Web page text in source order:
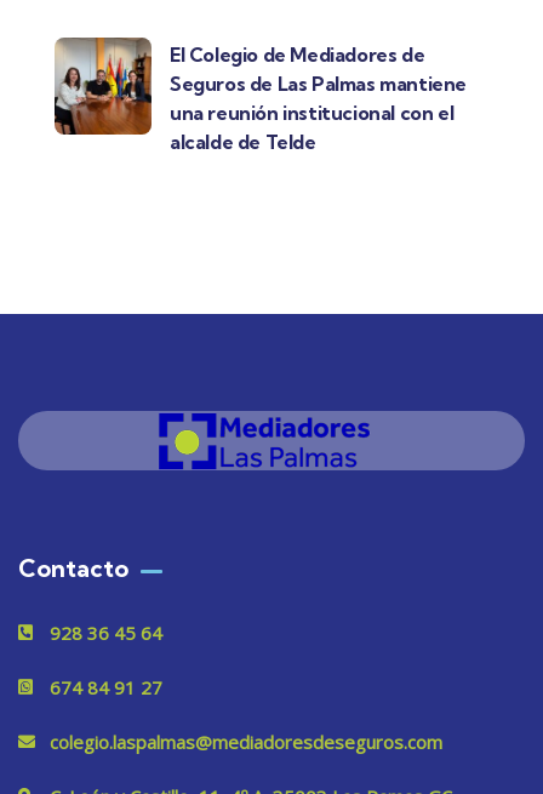
El Colegio de Mediadores de
Seguros de Las Palmas mantiene
una reunión institucional con el
alcalde de Telde
Contacto
928 36 45 64
674 84 91 27
colegio.laspalmas@mediadoresdeseguros.com